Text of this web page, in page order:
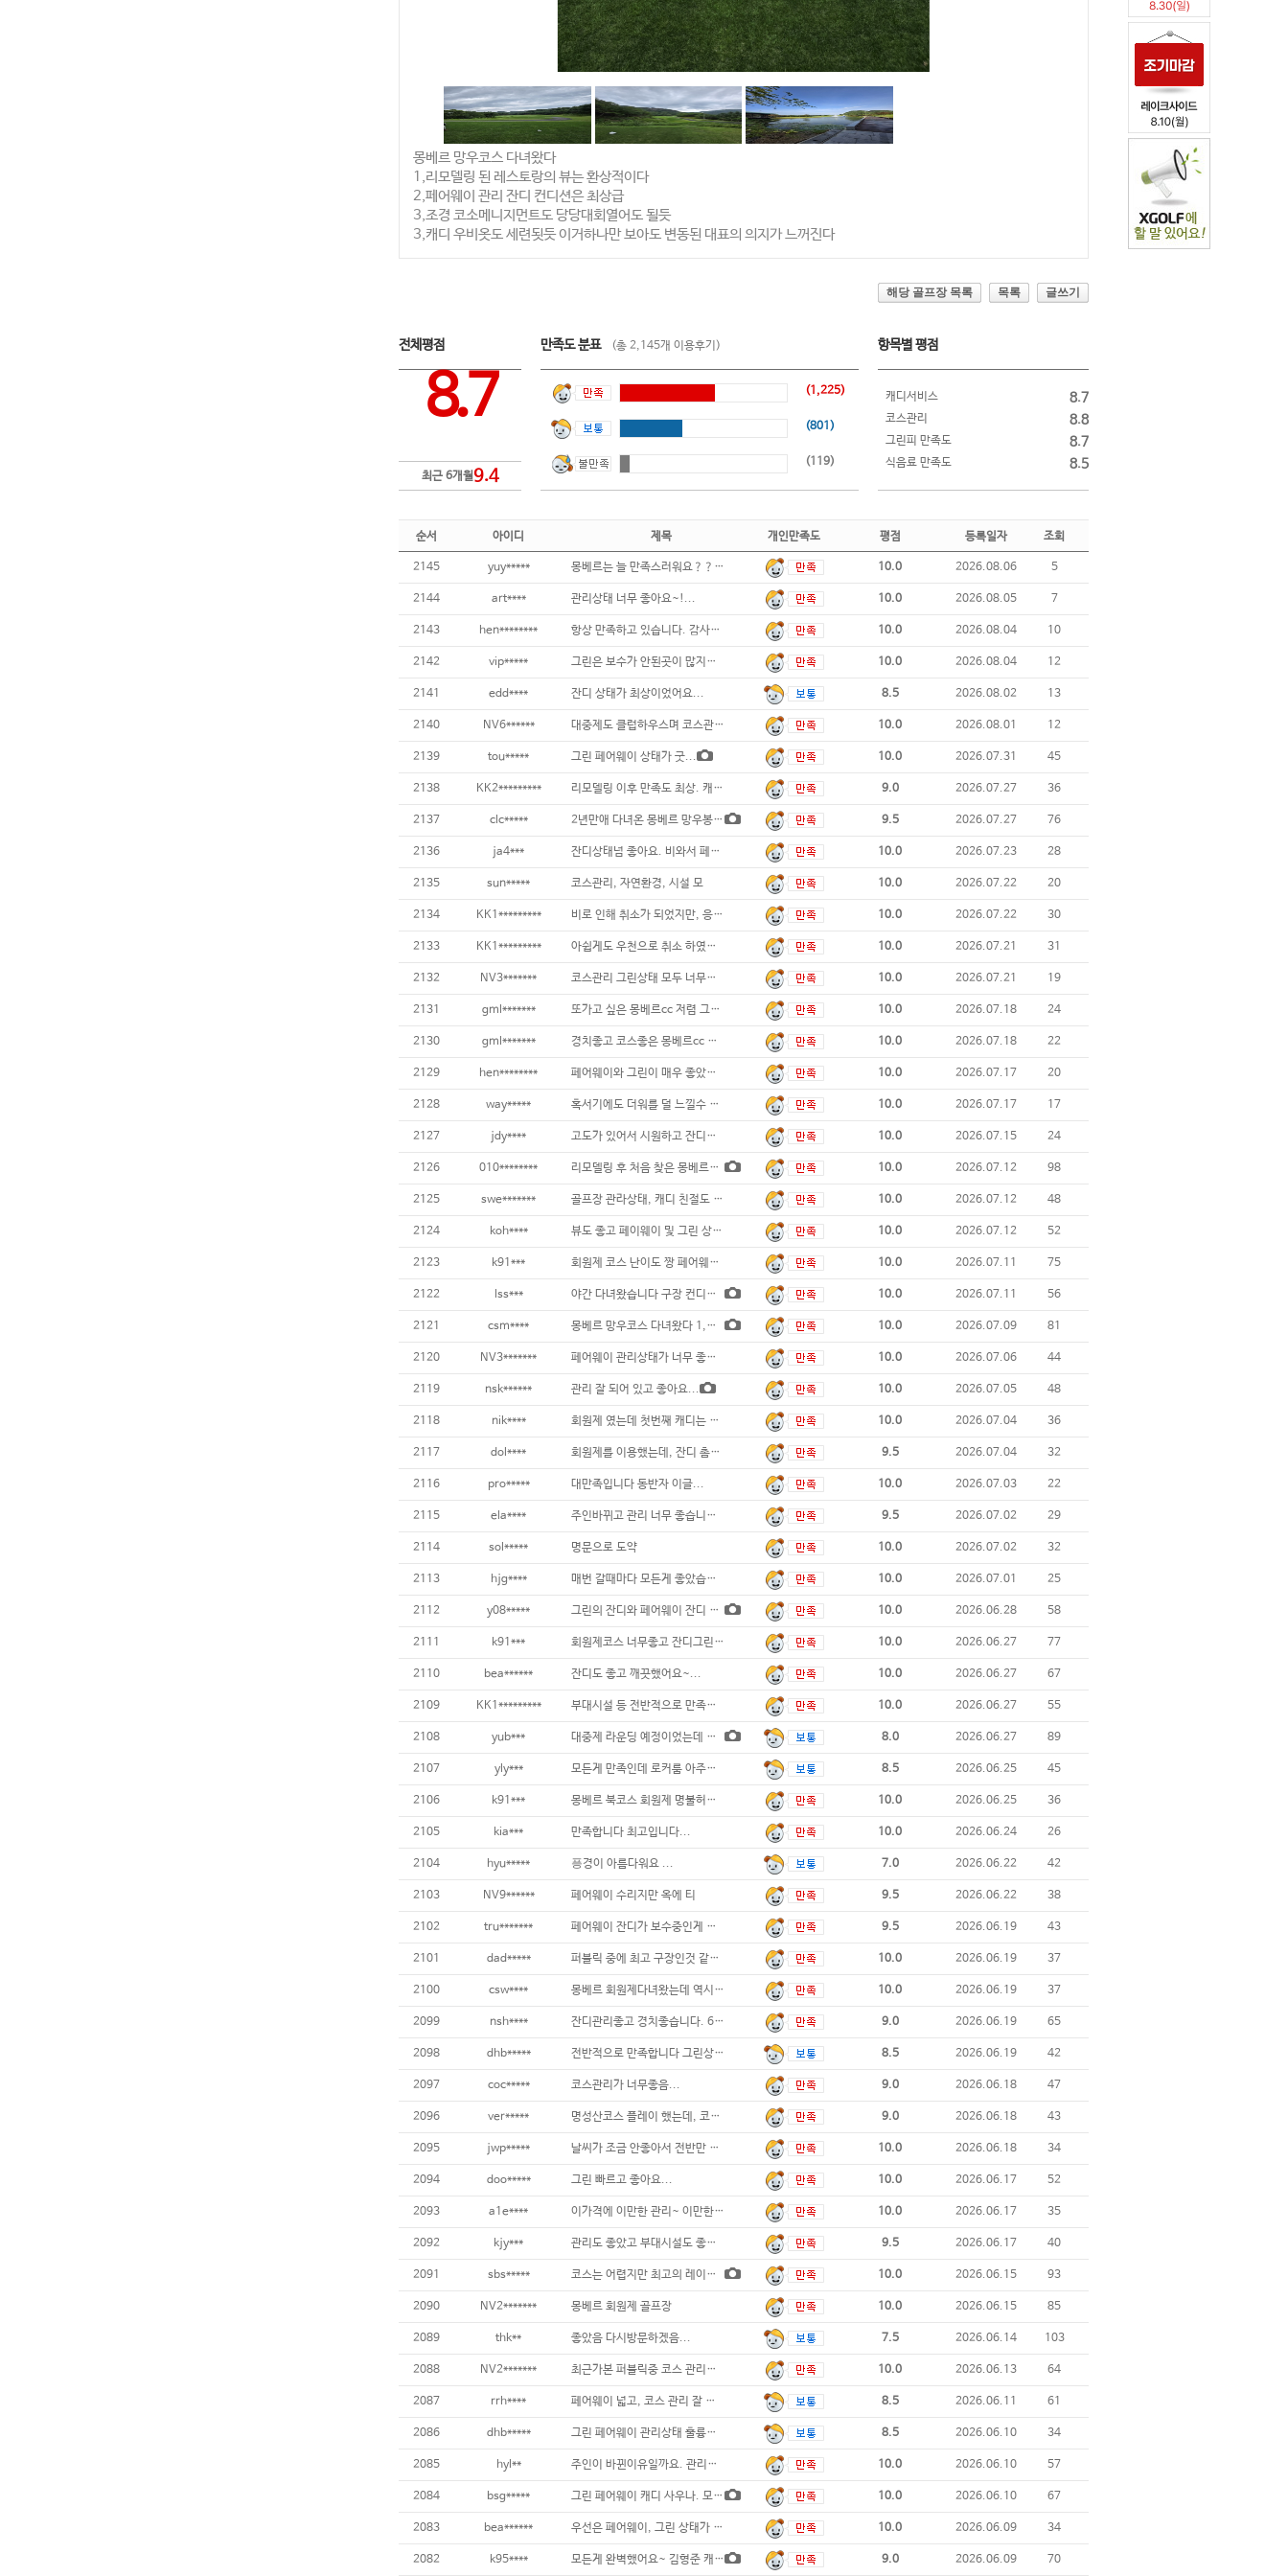
몽베르 망우코스 다녀왔다
1,리모델링 된 레스토랑의 뷰는 환상적이다
2,페어웨이 관리 잔디 컨디션은 최상급
3,조경 코소메니지먼트도 당당대회열어도 될듯
3,캐디 우비옷도 세련됫듯 이거하나만 보아도 변동된 대표의 의지가 느꺼진다
해당 골프장 목록 목록 글쓰기
전체평점
8.7
최근 6개월9.4
만족도 분표 (총 2,145개 이용후기)
(1,225)
(801)
(119)
항목별 평점
캐디서비스 8.7
코스관리 8.8
그린피 만족도 8.7
식음료 만족도 8.5
순서 아이디 제목 개인만족도 평점 등록일자 조회
2145 yuy***** 몽베르는 늘 만족스러워요？？ 3부도 많이 10.0 2026.08.06 5
2144 art**** 관리상태 너무 좋아요~!... 10.0 2026.08.05 7
2143 hen******** 항상 만족하고 있습니다. 감사합니다.... 10.0 2026.08.04 10
2142 vip***** 그린은 보수가 안된곳이 많지만 매트 티박스 10.0 2026.08.04 12
2141 edd**** 잔디 상태가 최상이었어요... 8.5 2026.08.02 13
2140 NV6****** 대중제도 클럽하우스며 코스관리까지 좋습니다. 10.0 2026.08.01 12
2139 tou***** 그린 페어웨이 상태가 굿... 10.0 2026.07.31 45
2138 KK2********* 리모델링 이후 만족도 최상. 캐디는 건 9.0 2026.07.27 36
2137 clc***** 2년만애 다녀온 몽베르 망우봉코스 다행히 9.5 2026.07.27 76
2136 ja4*** 잔디상태넘 좋아요. 비와서 페어웨이 잔디가 10.0 2026.07.23 28
2135 sun***** 코스관리, 자연환경, 시설 모 10.0 2026.07.22 20
2134 KK1********* 비로 인해 취소가 되었지만, 응대를 10.0 2026.07.22 30
2133 KK1********* 아쉽게도 우천으로 취소 하였지만 안내 데스크 10.0 2026.07.21 31
2132 NV3******* 코스관리 그린상태 모두 너무너무 훌륭했습니다 10.0 2026.07.21 19
2131 gml******* 또가고 싶은 몽베르cc 저렴 그린피로 엑스골 10.0 2026.07.18 24
2130 gml******* 경치좋고 코스좋은 몽베르cc 부킹이 가능해 10.0 2026.07.18 22
2129 hen******** 페어웨이와 그린이 매우 좋았습니다. 캐디님 10.0 2026.07.17 20
2128 way***** 혹서기에도 더워를 덜 느낄수 있었고, 10.0 2026.07.17 17
2127 jdy**** 고도가 있어서 시원하고 잔디상태 좋습니다 10.0 2026.07.15 24
2126 010******** 리모델링 후 처음 찾은 몽베르회원제 난이도 10.0 2026.07.12 98
2125 swe******* 골프장 관라상태, 캐디 친절도 최고입 10.0 2026.07.12 48
2124 koh**** 뷰도 좋고 페이웨이 및 그린 상태 최상입니다 10.0 2026.07.12 52
2123 k91*** 회원제 코스 난이도 짱 페어웨이 좁고 10.0 2026.07.11 75
2122 lss*** 야간 다녀왔습니다 구장 컨디션이 정말 좋아 10.0 2026.07.11 56
2121 csm**** 몽베르 망우코스 다녀왔다 1,리모델 10.0 2026.07.09 81
2120 NV3******* 페어웨이 관리상태가 너무 좋았고 넓고 긴 홀 10.0 2026.07.06 44
2119 nsk****** 관리 잘 되어 있고 좋아요... 10.0 2026.07.05 48
2118 nik**** 회원제 였는데 첫번째 캐디는 최악이라 3번 10.0 2026.07.04 36
2117 dol**** 회원제를 이용했는데, 잔디 촘촘하고 9.5 2026.07.04 32
2116 pro***** 대만족입니다 동반자 이글... 10.0 2026.07.03 22
2115 ela**** 주인바뀌고 관리 너무 좋습니다 ... 9.5 2026.07.02 29
2114 sol***** 명문으로 도약 10.0 2026.07.02 32
2113 hjg**** 매번 갈때마다 모든게 좋았습니다.. 일부러 10.0 2026.07.01 25
2112 y08***** 그린의 잔디와 페어웨이 잔디 관리가 너무 좋 10.0 2026.06.28 58
2111 k91*** 회원제코스 너무좋고 잔디그린최고인데 어 10.0 2026.06.27 77
2110 bea****** 잔디도 좋고 깨끗했어요~... 10.0 2026.06.27 67
2109 KK1********* 부대시설 등 전반적으로 만족합니다... 10.0 2026.06.27 55
2108 yub*** 대중제 라운딩 예정이었는데 폭우에 회원제로 8.0 2026.06.27 89
2107 yly*** 모든게 만족인데 로커룸 아주머니들이 너무 지 8.5 2026.06.25 45
2106 k91*** 몽베르 북코스 회원제 명불허전입니다 10.0 2026.06.25 36
2105 kia*** 만족합니다 최고입니다... 10.0 2026.06.24 26
2104 hyu***** 픙경이 아름다워요 ... 7.0 2026.06.22 42
2103 NV9****** 페어웨이 수리지만 옥에 티 9.5 2026.06.22 38
2102 tru******* 페어웨이 잔디가 보수중인게 아쉽지만 전페적으 9.5 2026.06.19 43
2101 dad***** 퍼블릭 중에 최고 구장인것 같습니다... 10.0 2026.06.19 37
2100 csw**** 몽베르 회원제다녀왔는데 역시 페어웨이랑 그 10.0 2026.06.19 37
2099 nsh**** 잔디관리좋고 경치좋습니다. 6시되면 탕은 다 9.0 2026.06.19 65
2098 dhb***** 전반적으로 만족합니다 그린상태 양호하고 페어 8.5 2026.06.19 42
2097 coc***** 코스관리가 너무좋음... 9.0 2026.06.18 47
2096 ver***** 명성산코스 플레이 했는데, 코스관리& 9.0 2026.06.18 43
2095 jwp***** 날씨가 조금 안좋아서 전반만 돌았지만 너무 10.0 2026.06.18 34
2094 doo***** 그린 빠르고 좋아요... 10.0 2026.06.17 52
2093 a1e**** 이가격에 이만한 관리~ 이만한 퀄리티를 자랑 10.0 2026.06.17 35
2092 kjy*** 관리도 좋았고 부대시설도 좋았어요... 9.5 2026.06.17 40
2091 sbs***** 코스는 어렵지만 최고의 레이아웃과 페어웨이& 10.0 2026.06.15 93
2090 NV2******* 몽베르 회원제 골프장 10.0 2026.06.15 85
2089 thk** 좋았음 다시방문하겠음... 7.5 2026.06.14 103
2088 NV2******* 최근가본 퍼블릭중 코스 관리가 좋핬습니다.. 10.0 2026.06.13 64
2087 rrh**** 페어웨이 넓고, 코스 관리 잘 되있어 8.5 2026.06.11 61
2086 dhb***** 그린 페어웨이 관리상태 훌륭합니다... 8.5 2026.06.10 34
2085 hyl** 주인이 바뀐이유일까요. 관리가 더 잘되어 10.0 2026.06.10 57
2084 bsg***** 그린 페어웨이 캐디 사우나. 모든 시설이 만 10.0 2026.06.10 67
2083 bea****** 우선은 페어웨이, 그린 상태가 좋으니 10.0 2026.06.09 34
2082 k95**** 모든게 완벽했어요~ 김형준 캐디님 다시 9.0 2026.06.09 70